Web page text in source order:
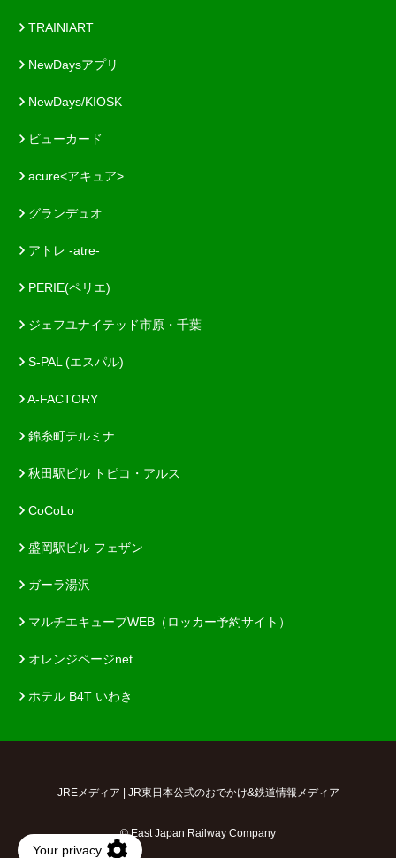
TRAINIART
NewDaysアプリ
NewDays/KIOSK
ビューカード
acure<アキュア>
グランデュオ
アトレ -atre-
PERIE(ペリエ)
ジェフユナイテッド市原・千葉
S-PAL (エスパル)
A-FACTORY
錦糸町テルミナ
秋田駅ビル トピコ・アルス
CoCoLo
盛岡駅ビル フェザン
ガーラ湯沢
マルチエキューブWEB（ロッカー予約サイト）
オレンジページnet
ホテル B4T いわき
JREメディア | JR東日本公式のおでかけ&鉄道情報メディア
© East Japan Railway Company